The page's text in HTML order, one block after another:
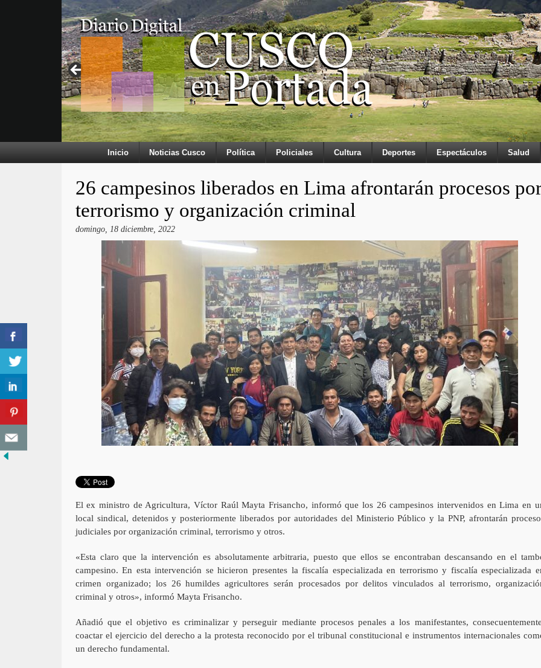
Inicio Noticias Cusco Política Policiales Cultura Deportes Espectáculos Salud
26 campesinos liberados en Lima afrontarán procesos
terrorismo y organización criminal
domingo, 18 diciembre, 2022
El ex ministro de Agricultura, Víctor Raúl Mayta Frisancho, informó que los 26 campesinos intervenidos en Lima en
local sindical, detenidos y posteriormente liberados por autoridades del Ministerio Público y la PNP, afrontarán
judiciales por organización criminal, terrorismo y otros.
«Esta claro que la intervención es absolutamente arbitraria, puesto que ellos se encontraban descansando en el
campesino. En esta intervención se hicieron presentes la fiscalía especializada en terrorismo y fiscalía especializada
crimen organizado; los 26 humildes agricultores serán procesados por delitos vinculados al terrorismo,
criminal y otros», informó Mayta Frisancho.
Añadió que el objetivo es criminalizar y perseguir mediante procesos penales a los manifestantes,
coactar el ejercicio del derecho a la protesta reconocido por el tribunal constitucional e instrumentos internacionales
un derecho fundamental.